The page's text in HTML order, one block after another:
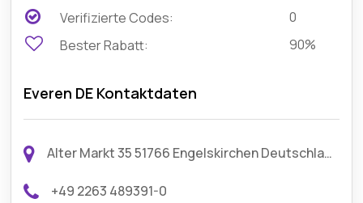
Verifizierte Codes:
0
Bester Rabatt:
90%
Everen DE Kontaktdaten
Alter Markt 35 51766 Engelskirchen Deutschland
+49 2263 489391-0